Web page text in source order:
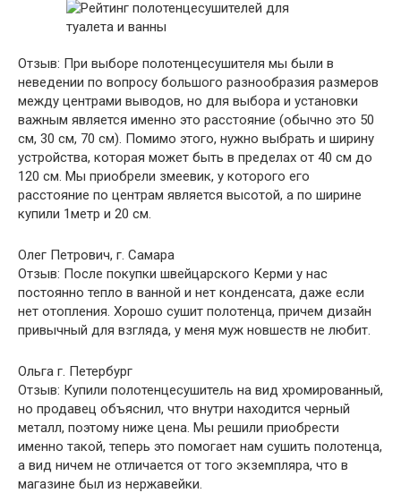
Отзыв: При выборе полотенцесушителя мы были в
неведении по вопросу большого разнообразия размеров
между центрами выводов, но для выбора и установки
важным является именно это расстояние (обычно это 50
см, 30 см, 70 см). Помимо этого, нужно выбрать и ширину
устройства, которая может быть в пределах от 40 см до
120 см. Мы приобрели змеевик, у которого его
расстояние по центрам является высотой, а по ширине
купили 1метр и 20 см.
Олег Петрович, г. Самара
Отзыв: После покупки швейцарского Керми у нас
постоянно тепло в ванной и нет конденсата, даже если
нет отопления. Хорошо сушит полотенца, причем дизайн
привычный для взгляда, у меня муж новшеств не любит.
Ольга г. Петербург
Отзыв: Купили полотенцесушитель на вид хромированный,
но продавец объяснил, что внутри находится черный
металл, поэтому ниже цена. Мы решили приобрести
именно такой, теперь это помогает нам сушить полотенца,
а вид ничем не отличается от того экземпляра, что в
магазине был из нержавейки.